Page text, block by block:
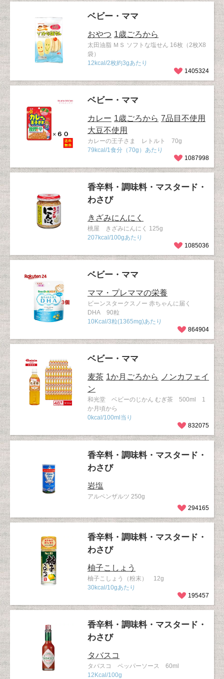
ベビー・ママ
おやつ 1歳ごろから
太田油脂 ＭＳ ソフトな塩せん 16枚（2枚X8
袋）
12kcal/2枚約3gあたり
1405324
ベビー・ママ
カレー 1歳ごろから 7品目不使用
大豆不使用
カレーの王子さま レトルト 70g
79kcal/1食分（70g）あたり
1087998
香辛料・調味料・マスタード・
わさび
きざみにんにく
桃屋 きざみにんにく 125g
207kcal/100gあたり
1085036
ベビー・ママ
ママ・プレママの栄養
ビーンスタークスノー 赤ちゃんに届く
DHA 90粒
10Kcal/3粒(1365mg)あたり
864904
ベビー・ママ
麦茶 1か月ごろから
ノンカフェイ
ン
和光堂 ベビーのじかん むぎ茶 500ml 1
か月頃から
0kcal/100ml当り
832075
香辛料・調味料・マスタード・
わさび
岩塩
アルペンザルツ 250g
294165
香辛料・調味料・マスタード・
わさび
柚子こしょう
柚子こしょう（粉末） 12g
30kcal/10gあたり
195457
香辛料・調味料・マスタード・
わさび
タバスコ
タバスコ ペッパーソース 60ml
12Kcal/100g